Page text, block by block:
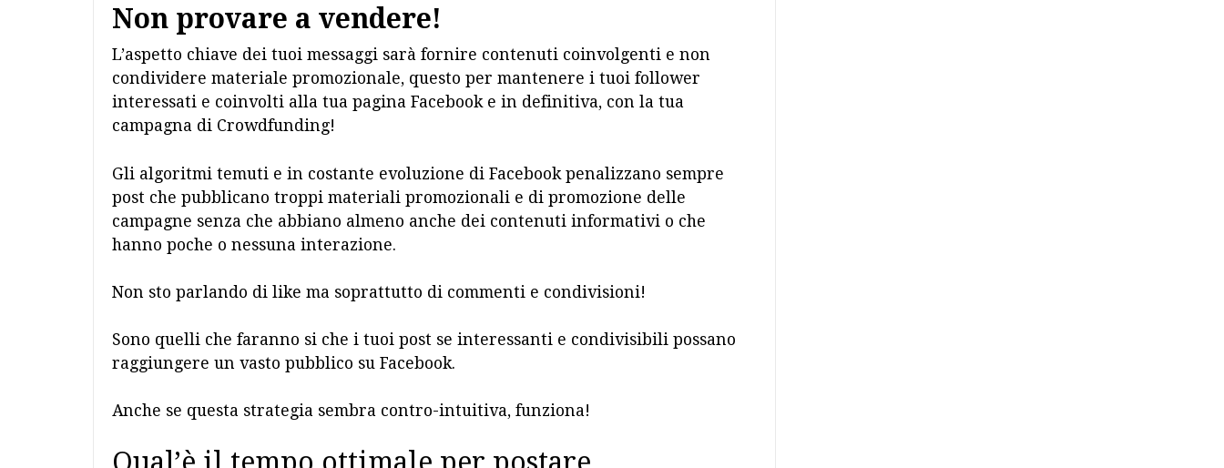
Non provare a vendere!
L’aspetto chiave dei tuoi messaggi sarà fornire contenuti coinvolgenti e non
condividere materiale promozionale, questo per mantenere i tuoi follower
interessati e coinvolti alla tua pagina Facebook e in definitiva, con la tua
campagna di Crowdfunding!
Gli algoritmi temuti e in costante evoluzione di Facebook penalizzano sempre
post che pubblicano troppi materiali promozionali e di promozione delle
campagne senza che abbiano almeno anche dei contenuti informativi o che
hanno poche o nessuna interazione.
Non sto parlando di like ma soprattutto di commenti e condivisioni!
Sono quelli che faranno si che i tuoi post se interessanti e condivisibili possano
raggiungere un vasto pubblico su Facebook.
Anche se questa strategia sembra contro-intuitiva, funziona!